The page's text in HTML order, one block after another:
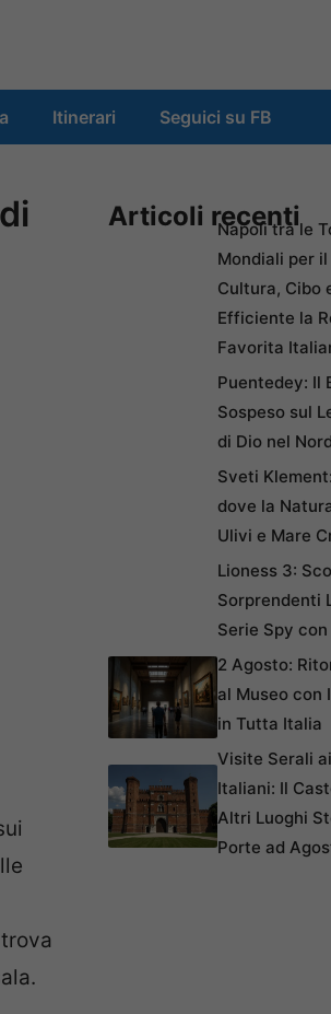
Itinerari Seguici su FB
Articoli recenti
Napoli tra le
Mondiali per
Cultura, Cibo
Efficiente la
Favorita
Puentedey: Il
Sospeso sul
di Dio nel
Sveti
dove la
Ulivi e Mare
Lioness 3:
Sorprendenti
Serie Spy
2 Agosto:
al Museo con
in Tutta Italia
Visite Serali
Italiani: Il
Altri Luoghi
Porte ad